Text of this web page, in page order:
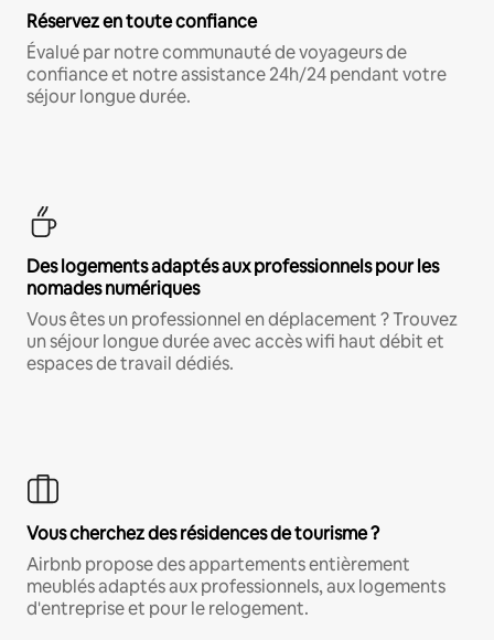
Réservez en toute confiance
Évalué par notre communauté de voyageurs de
confiance et notre assistance 24h/24 pendant votre
séjour longue durée.
Des logements adaptés aux professionnels pour les
nomades numériques
Vous êtes un professionnel en déplacement ? Trouvez
un séjour longue durée avec accès wifi haut débit et
espaces de travail dédiés.
Vous cherchez des résidences de tourisme ?
Airbnb propose des appartements entièrement
meublés adaptés aux professionnels, aux logements
d'entreprise et pour le relogement.